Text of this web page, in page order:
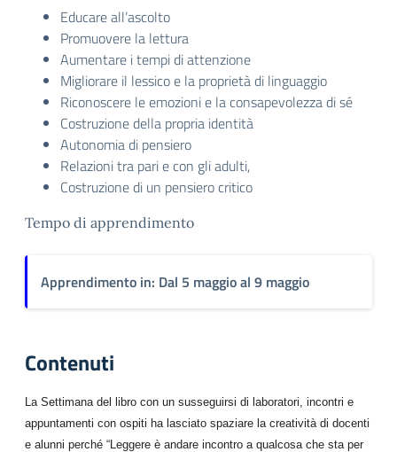
Educare all’ascolto
Promuovere la lettura
Aumentare i tempi di attenzione
Migliorare il lessico e la proprietà di linguaggio
Riconoscere le emozioni e la consapevolezza di sé
Costruzione della propria identità
Autonomia di pensiero
Relazioni tra pari e con gli adulti,
Costruzione di un pensiero critico
Tempo di apprendimento
Apprendimento in: Dal 5 maggio al 9 maggio
Contenuti
La Settimana del libro con un susseguirsi di laboratori, incontri e
appuntamenti con ospiti ha lasciato spaziare la creatività di docenti
e alunni perché “Leggere è andare incontro a qualcosa che sta per